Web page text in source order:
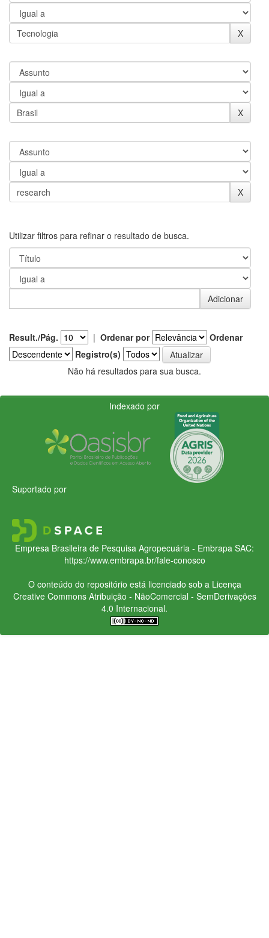
Utilizar filtros para refinar o resultado de busca.
Result./Pág. | Ordenar por
Ordenar
Registro(s)
Não há resultados para sua busca.
Indexado por
Suportado por
Empresa Brasileira de Pesquisa Agropecuária - Embrapa SAC:
https://www.embrapa.br/fale-conosco
O conteúdo do repositório está licenciado sob a Licença
Creative CommonsAtribuição - NãoComercial - SemDerivações
4.0 Internacional.